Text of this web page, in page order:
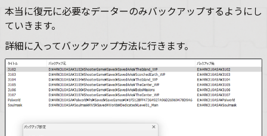
本当に復元に必要なデーターのみバックアップするようにし
ていきます。
詳細に入ってバックアップ方法に行きます。